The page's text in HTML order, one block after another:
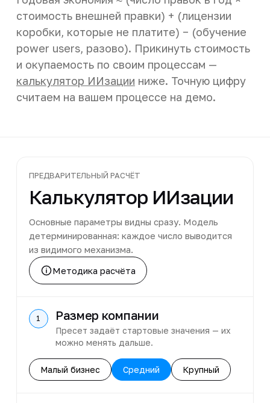
стоимость внешней правки) + (лицензии
коробки, которые не платите) − (обучение
power users, разово). Прикинуть стоимость
и окупаемость по своим процессам —
калькулятор ИИзации ниже. Точную цифру
считаем на вашем процессе на демо.
ПРЕДВАРИТЕЛЬНЫЙ РАСЧЁТ
Калькулятор ИИзации
Основные параметры видны сразу. Модель
детерминированная: каждое число выводится
из видимого механизма.
Методика расчёта
1 Размер компании
Пресет задаёт стартовые значения — их
можно менять дальше.
Малый бизнес Средний Крупный